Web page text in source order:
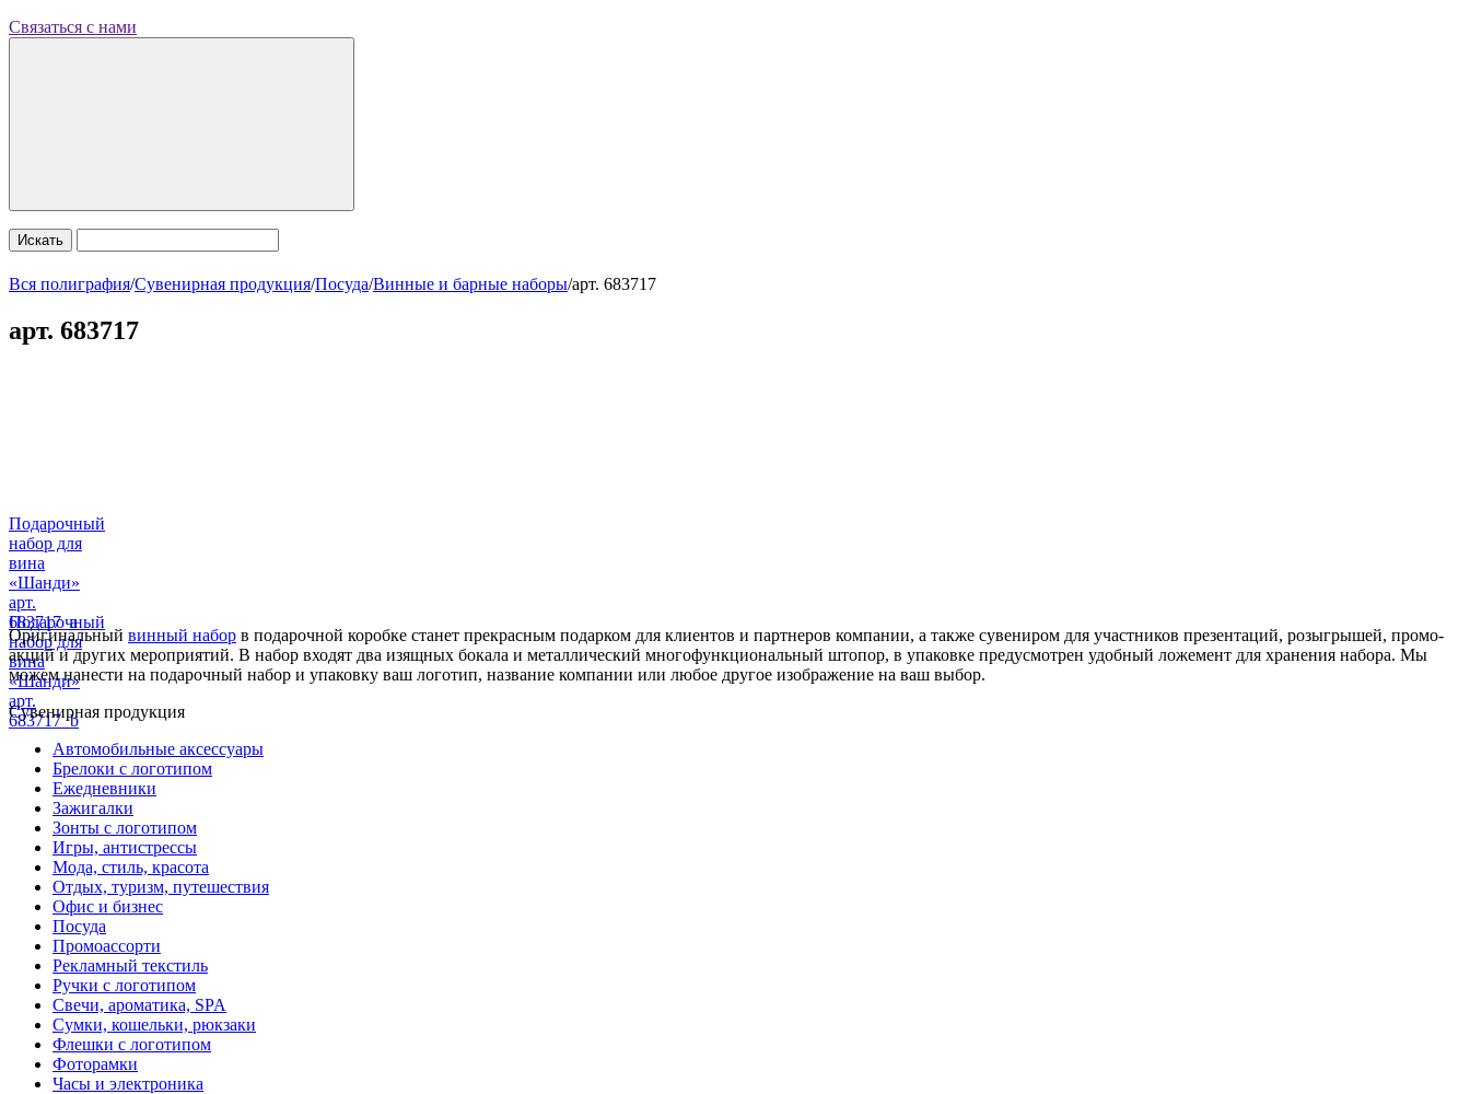
Связаться с нами
Искать
Вся полиграфия/Сувенирная продукция/Посуда/Винные и барные наборы/арт. 683717
арт. 683717
Подарочный
набор для
вина
«Шанди»
арт.
683717_a
Подарочный
набор для
вина
«Шанди»
арт.
683717_b
Оригинальный винный набор в подарочной коробке станет прекрасным подарком для клиентов и партнеров компании, а также сувениром для участников презентаций, розыгрышей, промо-
акций и других мероприятий. В набор входят два изящных бокала и металлический многофункциональный штопор, в упаковке предусмотрен удобный ложемент для хранения набора. Мы
можем нанести на подарочный набор и упаковку ваш логотип, название компании или любое другое изображение на ваш выбор.
Сувенирная продукция
Автомобильные аксессуары
Брелоки с логотипом
Ежедневники
Зажигалки
Зонты с логотипом
Игры, антистрессы
Мода, стиль, красота
Отдых, туризм, путешествия
Офис и бизнес
Посуда
Промоассорти
Рекламный текстиль
Ручки с логотипом
Свечи, ароматика, SPA
Сумки, кошельки, рюкзаки
Флешки с логотипом
Фоторамки
Часы и электроника